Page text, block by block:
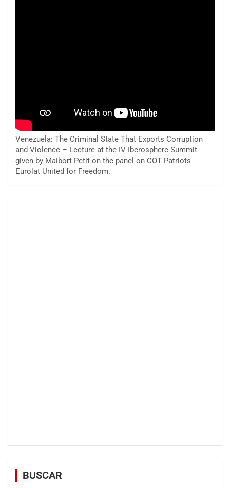
Venezuela: The Criminal State That Exports Corruption
and Violence – Lecture at the IV Iberosphere Summit
given by Maibort Petit on the panel on COT Patriots
Eurolat United for Freedom.
BUSCAR